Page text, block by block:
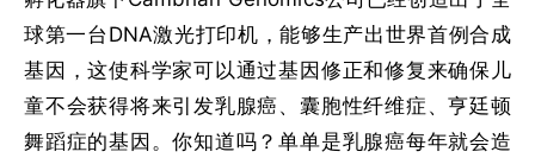
球第一台DNA激光打印机，能够生产出世界首例合成
基因，这使科学家可以通过基因修正和修复来确保儿
童不会获得将来引发乳腺癌、囊胞性纤维症、亨廷顿
舞蹈症的基因。你知道吗？单单是乳腺癌每年就会造